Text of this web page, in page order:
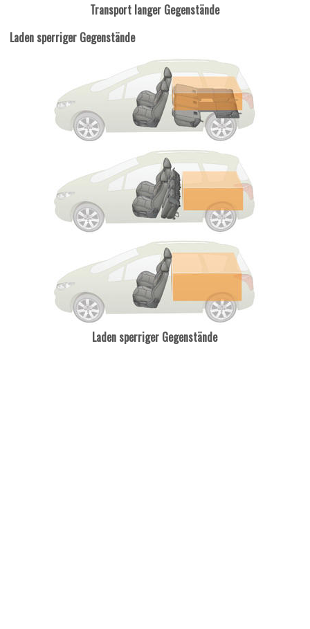
Transport langer Gegenstände
Laden sperriger Gegenstände
Laden sperriger Gegenstände